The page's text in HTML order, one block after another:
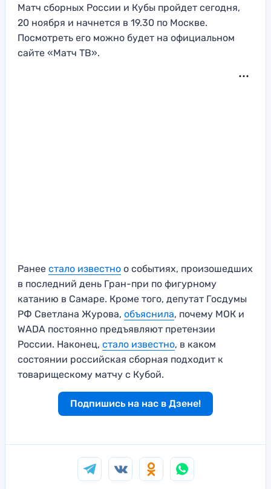
Матч сборных России и Кубы пройдет сегодня,
20 ноября и начнется в 19.30 по Москве.
Посмотреть его можно будет на официальном
сайте «Матч ТВ».
Ранее стало известно о событиях, произошедших
в последний день Гран-при по фигурному
катанию в Самаре. Кроме того, депутат Госдумы
РФ Светлана Журова, объяснила, почему МОК и
WADA постоянно предъявляют претензии
России. Наконец, стало известно, в каком
состоянии российская сборная подходит к
товарищескому матчу с Кубой.
Подпишись на нас в Дзене!